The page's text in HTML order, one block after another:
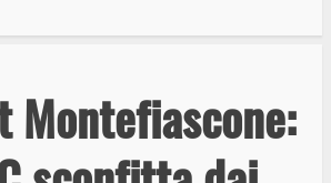
Montefiascone: